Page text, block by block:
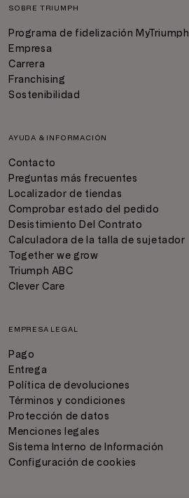
SOBRE TRIUMPH
Programa de fidelización MyTriumph
Empresa
Carrera
Franchising
Sostenibilidad
AYUDA & INFORMACIÓN
Contacto
Preguntas más frecuentes
Localizador de tiendas
Comprobar estado del pedido
Desistimiento Del Contrato
Calculadora de la talla de sujetador
Together we grow
Triumph ABC
Clever Care
EMPRESA LEGAL
Pago
Entrega
Política de devoluciones
Términos y condiciones
Protección de datos
Menciones legales
Sistema Interno de Información
Configuración de cookies